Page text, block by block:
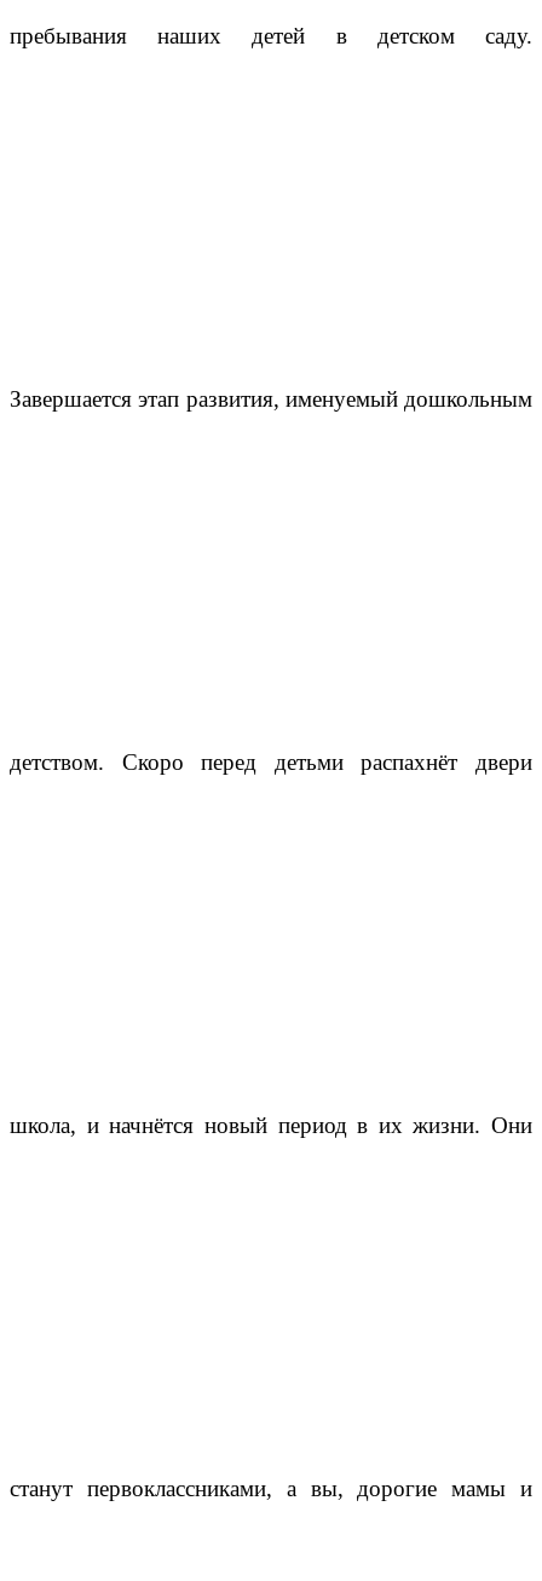
пребывания наших детей в детском саду.
Завершается этап развития, именуемый дошкольным
детством. Скоро перед детьми распахнёт двери
школа, и начнётся новый период в их жизни. Они
станут первоклассниками, а вы, дорогие мамы и